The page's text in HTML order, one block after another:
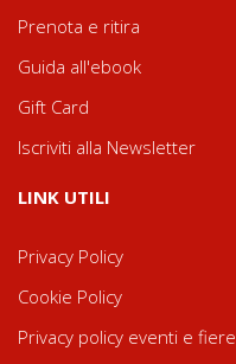
Prenota e ritira
Guida all'ebook
Gift Card
Iscriviti alla Newsletter
LINK UTILI
Privacy Policy
Cookie Policy
Privacy policy eventi e fiere